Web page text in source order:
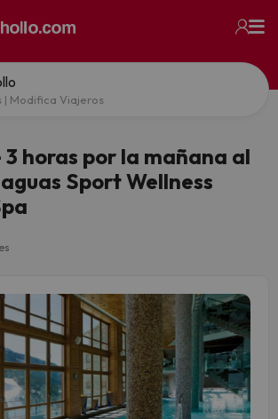
| Modifica Viajeros
horas por la mañana al
Sport Wellness